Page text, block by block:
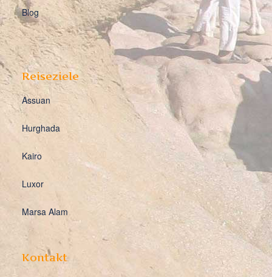
Blog
Reiseziele
Assuan
Hurghada
Kairo
Luxor
Marsa Alam
Kontakt